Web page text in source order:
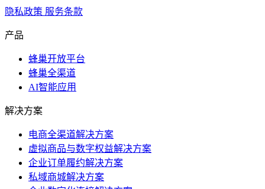
隐私政策 服务条款
产品
蜂巢开放平台
蜂巢全渠道
AI智能应用
解决方案
电商全渠道解决方案
虚拟商品与数字权益解决方案
企业订单履约解决方案
私域商城解决方案